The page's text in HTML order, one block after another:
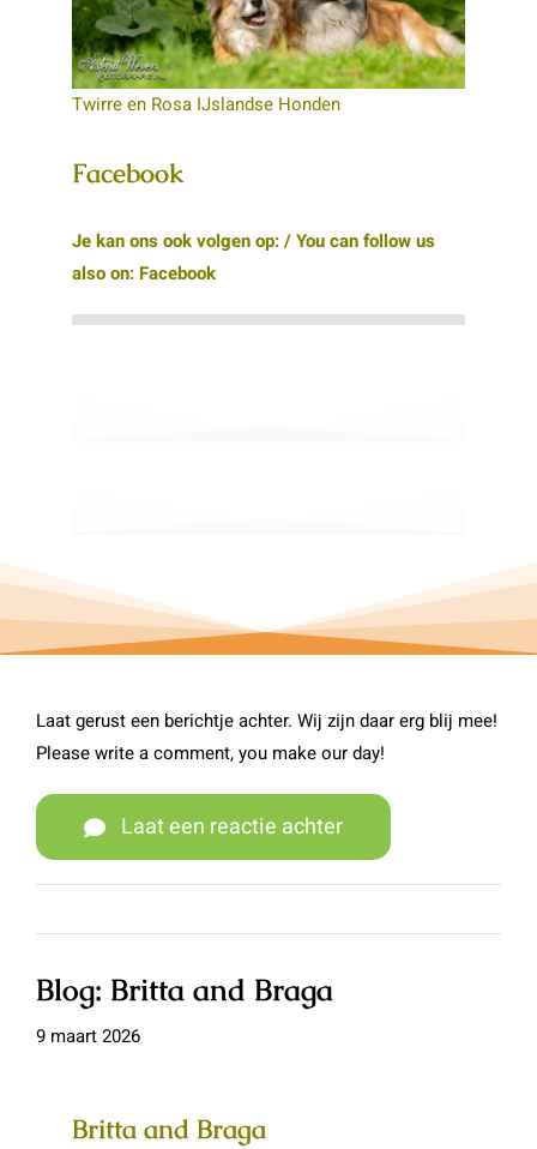
Twirre en Rosa IJslandse Honden
Facebook
Je kan ons ook volgen op: / You can follow us
also on: Facebook
Laat gerust een berichtje achter. Wij zijn daar erg blij mee!
Please write a comment, you make our day!
Laat een reactie achter
Blog: Britta and Braga
9 maart 2026
Britta and Braga